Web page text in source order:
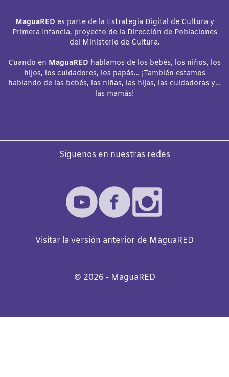
MaguaRED es parte de la Estrategia Digital de Cultura y
Primera Infancia, proyecto de la Dirección de Poblaciones
del Ministerio de Cultura.
Cuando en MaguaRED hablamos de los bebés, los niños, los
hijos, los cuidadores, los papás… ¡También estamos
hablando de las bebés, las niñas, las hijas, las cuidadoras y…
las mamás!
Síguenos en nuestras redes
Visitar la versión anterior de MaguaRED
©️ 2026 - MaguaRED